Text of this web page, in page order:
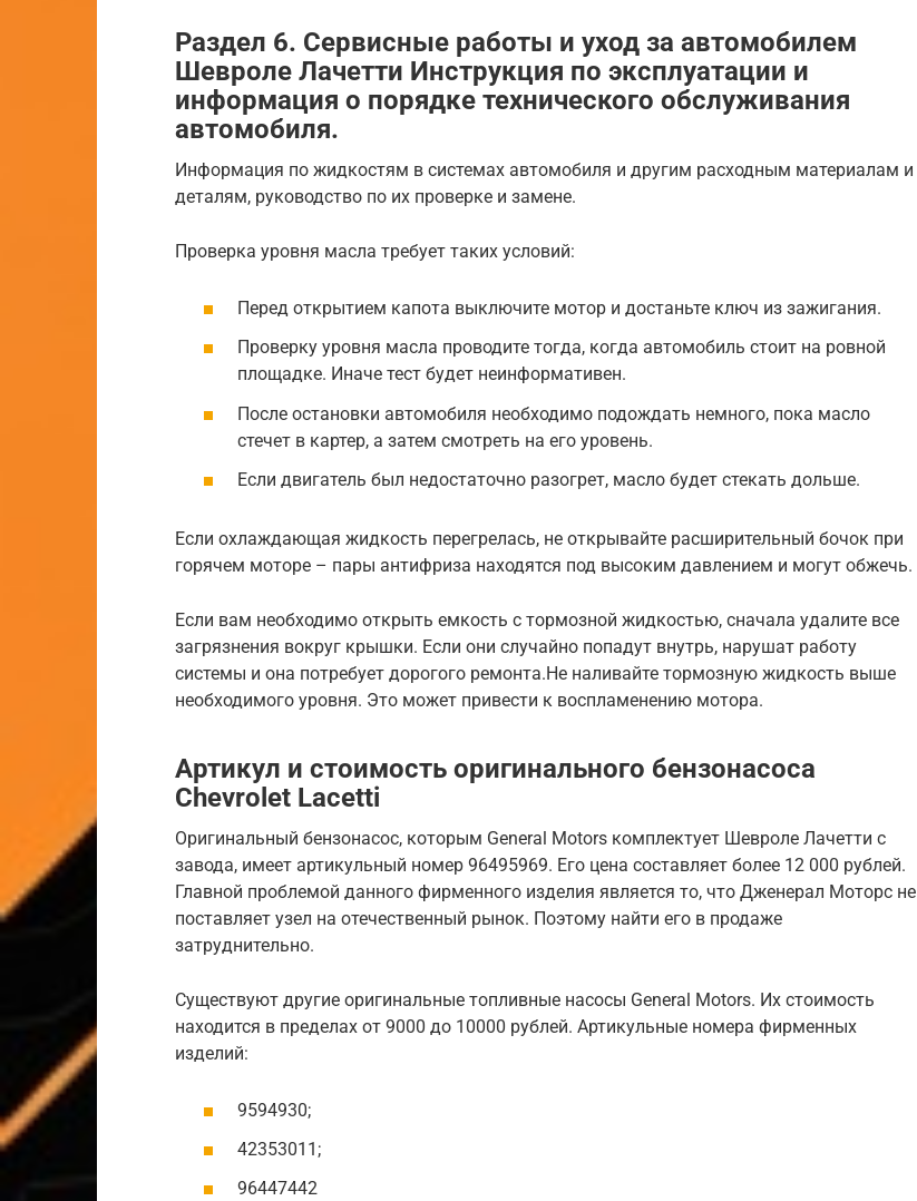
Раздел 6. Сервисные работы и уход за автомобилем
Шевроле Лачетти Инструкция по эксплуатации и
информация о порядке технического обслуживания
автомобиля.
Информация по жидкостям в системах автомобиля и другим расходным материалам и
деталям, руководство по их проверке и замене.
Проверка уровня масла требует таких условий:
Перед открытием капота выключите мотор и достаньте ключ из зажигания.
Проверку уровня масла проводите тогда, когда автомобиль стоит на ровной
площадке. Иначе тест будет неинформативен.
После остановки автомобиля необходимо подождать немного, пока масло
стечет в картер, а затем смотреть на его уровень.
Если двигатель был недостаточно разогрет, масло будет стекать дольше.
Если охлаждающая жидкость перегрелась, не открывайте расширительный бочок при
горячем моторе – пары антифриза находятся под высоким давлением и могут обжечь.
Если вам необходимо открыть емкость с тормозной жидкостью, сначала удалите все
загрязнения вокруг крышки. Если они случайно попадут внутрь, нарушат работу
системы и она потребует дорогого ремонта.Не наливайте тормозную жидкость выше
необходимого уровня. Это может привести к воспламенению мотора.
Артикул и стоимость оригинального бензонасоса
Chevrolet Lacetti
Оригинальный бензонасос, которым General Motors комплектует Шевроле Лачетти с
завода, имеет артикульный номер 96495969. Его цена составляет более 12 000 рублей.
Главной проблемой данного фирменного изделия является то, что Дженерал Моторс не
поставляет узел на отечественный рынок. Поэтому найти его в продаже
затруднительно.
Существуют другие оригинальные топливные насосы General Motors. Их стоимость
находится в пределах от 9000 до 10000 рублей. Артикульные номера фирменных
изделий:
9594930;
42353011;
96447442